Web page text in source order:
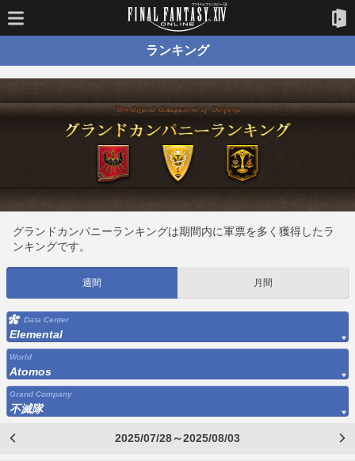
ランキング
グランドカンパニーランキングは期間内に軍票を多く獲得したラ
ンキングです。
週間 月間
Data Center
Elemental
World
Atomos
Grand Company
不滅隊
2025/07/28～2025/08/03